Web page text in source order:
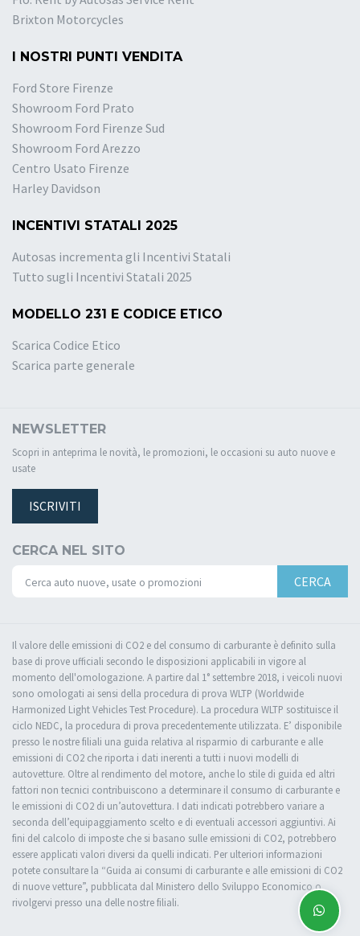
Brixton Motorcycles
I NOSTRI PUNTI VENDITA
Ford Store Firenze
Showroom Ford Prato
Showroom Ford Firenze Sud
Showroom Ford Arezzo
Centro Usato Firenze
Harley Davidson
INCENTIVI STATALI 2025
Autosas incrementa gli Incentivi Statali
Tutto sugli Incentivi Statali 2025
MODELLO 231 E CODICE ETICO
Scarica Codice Etico
Scarica parte generale
NEWSLETTER
Scopri in anteprima le novità, le promozioni, le occasioni su auto nuove e
usate
ISCRIVITI
CERCA NEL SITO
CERCA
Il valore delle emissioni di CO2 e del consumo di carburante è definito sulla
base di prove ufficiali secondo le disposizioni applicabili in vigore al
momento dell'omologazione. A partire dal 1° settembre 2018, i veicoli nuovi
sono omologati ai sensi della procedura di prova WLTP (Worldwide
Harmonized Light Vehicles Test Procedure). La procedura WLTP sostituisce il
ciclo NEDC, la procedura di prova precedentemente utilizzata. E’ disponibile
presso le nostre filiali una guida relativa al risparmio di carburante e alle
emissioni di CO2 che riporta i dati inerenti a tutti i nuovi modelli di
autovetture. Oltre al rendimento del motore, anche lo stile di guida ed altri
fattori non tecnici contribuiscono a determinare il consumo di carburante e
le emissioni di CO2 di un’autovettura. I dati indicati potrebbero variare a
seconda dell’equipaggiamento scelto e di eventuali accessori aggiuntivi. Ai
fini del calcolo di imposte che si basano sulle emissioni di CO2, potrebbero
essere applicati valori diversi da quelli indicati. Per ulteriori informazioni
potete consultare la “Guida ai consumi di carburante e alle emissioni di CO2
di nuove vetture”, pubblicata dal Ministero dello Sviluppo Economico o
rivolgervi presso una delle nostre filiali.